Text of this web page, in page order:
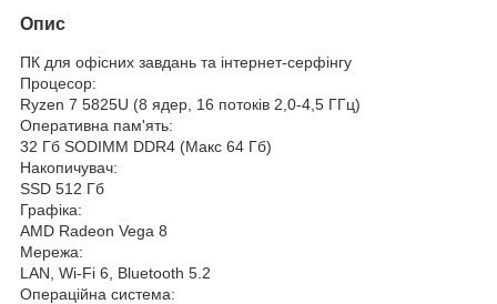
Опис
ПК для офісних завдань та інтернет-серфінгу
Процесор:
Ryzen 7 5825U (8 ядер, 16 потоків 2,0-4,5 ГГц)
Оперативна пам'ять:
32 Гб SODIMM DDR4 (Макс 64 Гб)
Накопичувач:
SSD 512 Гб
Графіка:
AMD Radeon Vega 8
Мережа:
LAN, Wi-Fi 6, Bluetooth 5.2
Операційна система: